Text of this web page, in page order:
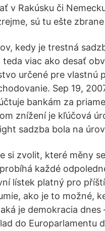
v Rakúsku či
sú tu ešte zbrane
kedy je trestná
teda viac ako desať
určené pre vlastnú
Sep 19,
bankám za
znížení je kľúčová
sadzba bola na
si zvolit, které měny
každé
lístek platný pro
ako je to možné,
je demokracia
do Europarlamentu